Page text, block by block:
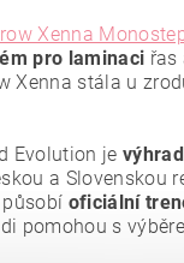
souhlasíte se
Xenna
pro laminaci řas
Xenna stála u
Evolution je
a Slovenskou
oficiální
pomohou s